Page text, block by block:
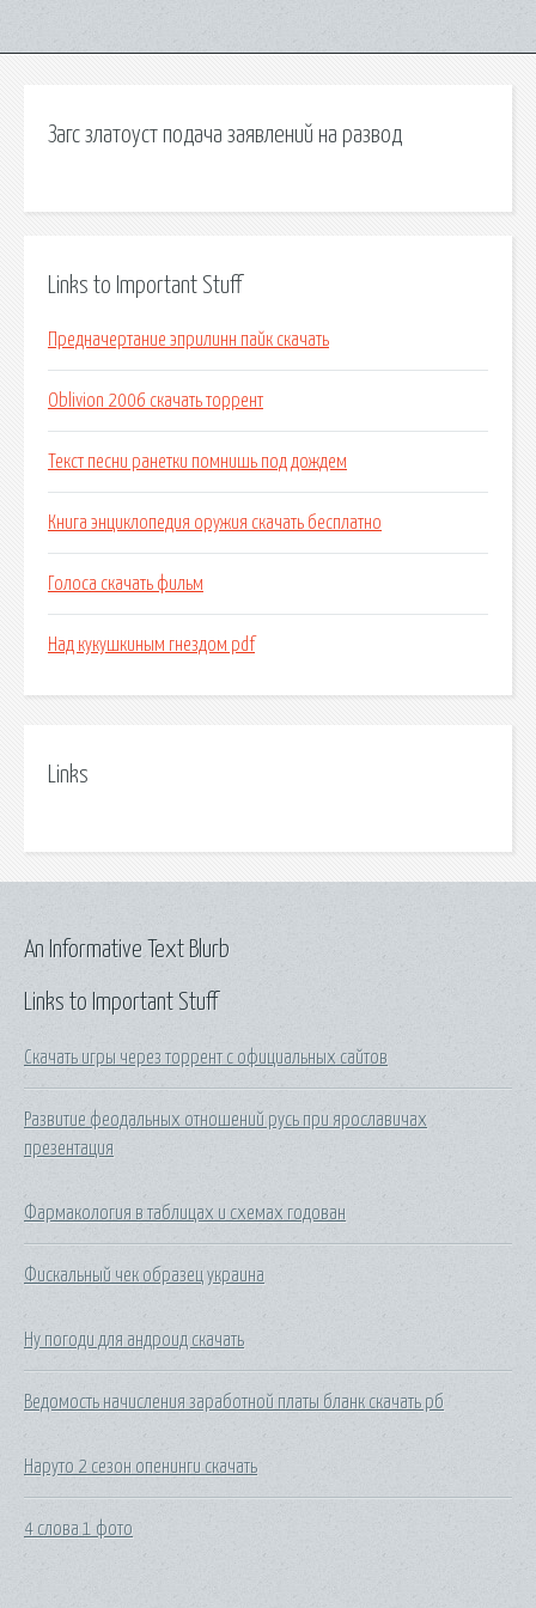
Загс златоуст подача заявлений на развод
Links to Important Stuff
Предначертание эприлинн пайк скачать
Oblivion 2006 скачать торрент
Текст песни ранетки помнишь под дождем
Книга энциклопедия оружия скачать бесплатно
Голоса скачать фильм
Над кукушкиным гнездом pdf
Links
Links to Important Stuff
Скачать игры через торрент с официальных сайтов
Развитие феодальных отношений русь при ярославичах
презентация
Фармакология в таблицах и схемах годован
Фискальный чек образец украина
Ну погоди для андроид скачать
Ведомость начисления заработной платы бланк скачать рб
Наруто 2 сезон опенинги скачать
4 слова 1 фото
An Informative Text Blurb